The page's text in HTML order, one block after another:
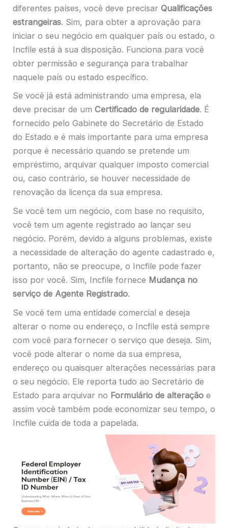
diferentes países, você deve precisar Qualificações
estrangeiras. Sim, para obter a aprovação para
iniciar o seu negócio em qualquer país ou estado, o
Incfile está à sua disposição. Funciona para você
obter permissão e segurança para trabalhar
naquele país ou estado específico.
Se você já está administrando uma empresa, ela
deve precisar de um Certificado de regularidade. É
fornecido pelo Gabinete do Secretário de Estado
do Estado e é mais importante para uma empresa
porque é necessário quando se pretende um
empréstimo, arquivar qualquer imposto comercial
ou, caso contrário, se houver necessidade de
renovação da licença da sua empresa.
Se você tem um negócio, com base no requisito,
você tem um agente registrado ao lançar seu
negócio. Porém, devido a alguns problemas, existe
a necessidade de alteração do agente cadastrado e,
portanto, não se preocupe, o Incfile pode fazer
isso por você. Sim, Incfile fornece Mudança no
serviço de Agente Registrado.
Se você tem uma entidade comercial e deseja
alterar o nome ou endereço, o Incfile está sempre
com você para fornecer o serviço que deseja. Sim,
você pode alterar o nome da sua empresa,
endereço ou quaisquer alterações necessárias para
o seu negócio. Ele reporta tudo ao Secretário de
Estado para arquivar no Formulário de alteração e
assim você também pode economizar seu tempo, o
Incfile cuida de toda a papelada.